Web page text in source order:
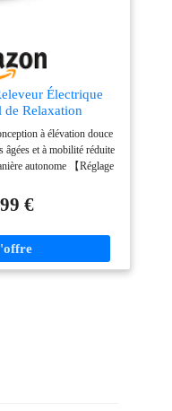
Électrique
de Relaxation
à élévation douce
âgées et à mobilité réduite
autonome 【Réglage
idéal pour lire, se reposer
et chauffage】8 points
musculaire 【Sac de
relaxant est livré
porte-gobelets et poche
€